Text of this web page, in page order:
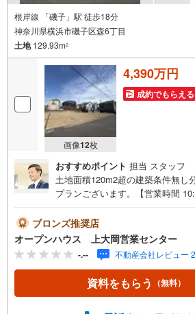
根岸線 「磯子」駅 徒歩18分
神奈川県横浜市磯子区森6丁目
土地129.93m2
画像12枚
4,390万円
成約でもらえる
おすすめポイント 担当 スタッフ
土地面積120m2超の建築条件無し
プランございます。【営業時間
気軽にご連絡ください！現地を見
現地を見学する（無料）」ボタン
入いただけますとスムーズにご案
ご案内について・平日や夜遅い時
休日を除く・経験豊富なスタッ
明いたします。・車でご自宅や最
ブロンズ推奨店
オープンハウス 上大岡営業センター
-.-- 不動産会社レビュー
資料をもらう （無料）